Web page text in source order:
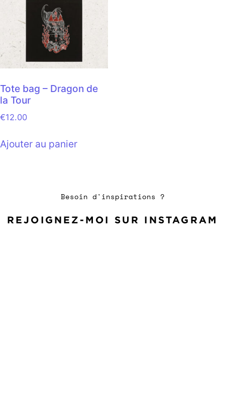
Tote bag – Dragon de
la Tour
€12.00
Ajouter au panier
Besoin d'inspirations ?
REJOIGNEZ-MOI SUR INSTAGRAM